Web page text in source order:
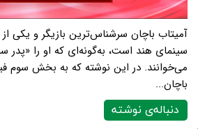
آمیتاب باچان سرشناس‌ترین بازیگر و یکی از
سینمای هند است، به‌گونه‌ای که او را «پدر
می‌خوانند. در این نوشته که به بخش سوم
باچان...
دنباله‌ی نوشته